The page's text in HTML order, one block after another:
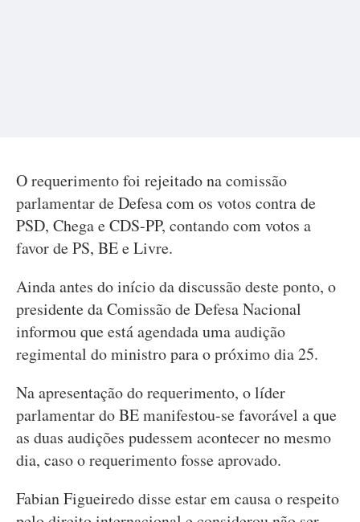
O requerimento foi rejeitado na comissão
parlamentar de Defesa com os votos contra de
PSD, Chega e CDS-PP, contando com votos a
favor de PS, BE e Livre.
Ainda antes do início da discussão deste ponto, o
presidente da Comissão de Defesa Nacional
informou que está agendada uma audição
regimental do ministro para o próximo dia 25.
Na apresentação do requerimento, o líder
parlamentar do BE manifestou-se favorável a que
as duas audições pudessem acontecer no mesmo
dia, caso o requerimento fosse aprovado.
Fabian Figueiredo disse estar em causa o respeito